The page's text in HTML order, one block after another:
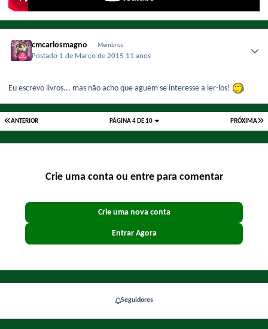
cmcarlosmagno Membros
Postado 1 de Março de 2015 11 anos
Eu escrevo livros... mas não acho que aguem se interesse a ler-los!
ANTERIOR PRÓXIMA
PÁGINA 4 DE 10
Crie uma conta ou entre para comentar
Crie uma nova conta
Entrar Agora
Seguidores